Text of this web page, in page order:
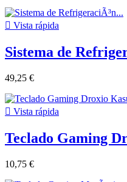
 Vista rápida
Sistema de
49,25 €
 Vista rápida
Teclado Gaming
10,75 €